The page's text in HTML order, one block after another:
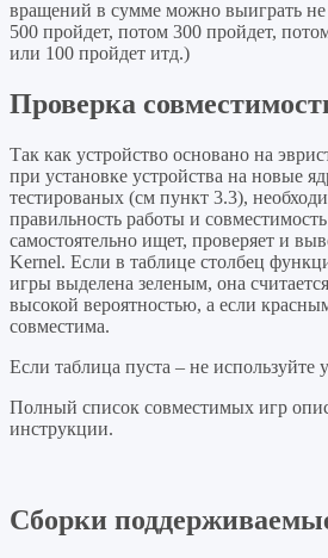
вращений в сумме можно выиграть
500 пройдет, потом 300 пройдет,
или 100 пройдет итд.)
Проверка
Так как устройство основано на
при установке устройства на новые
тестированых (см пункт 3.3),
правильность работы и
самостоятельно ищет, проверяет и
Kernel. Если в таблице столбец
игры выделена зеленым, она
высокой вероятностью, а если
совместима.
Если таблица пуста – не используйте
Полный список совместимых игр
инструкции.
Сборки